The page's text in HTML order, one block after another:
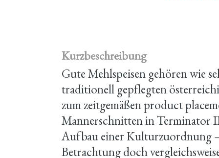
Kurzbeschreibung
Gute Mehlspeisen gehören wie
traditionell gepflegten
zum zeitgemäßen product
Mannerschnitten in Terminator
Aufbau einer Kulturzuordnung
Betrachtung doch